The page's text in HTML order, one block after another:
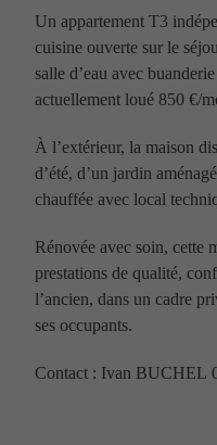
Un appartement T3
cuisine ouverte sur le
salle d’eau avec
actuellement loué 850 €/
À l’extérieur, la maison
d’été, d’un jardin
chauffée avec local
Rénovée avec soin, cette
prestations de qualité,
l’ancien, dans un cadre
ses occupants.
Contact : Ivan BUCHEL